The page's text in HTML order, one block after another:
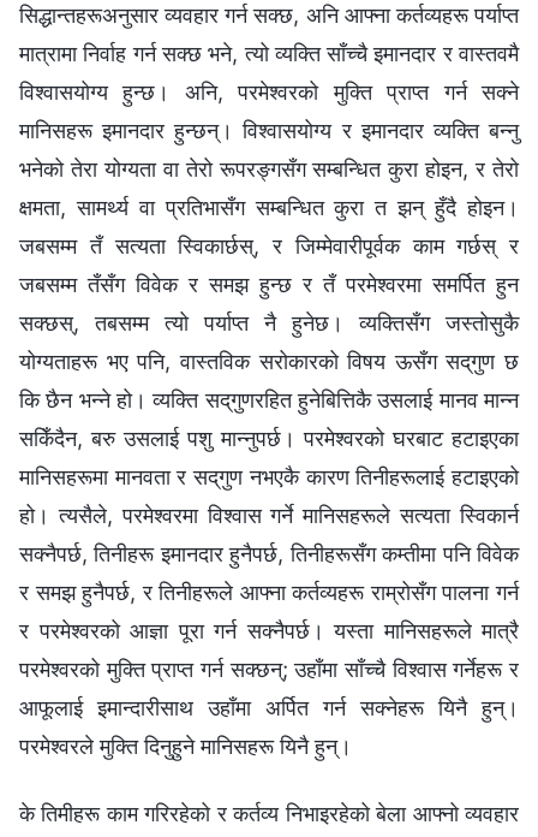
सिद्धान्तहरूअनुसार व्यवहार गर्न सक्छ, अनि आफ्ना कर्तव्यहरू पर्याप्त
मात्रामा निर्वाह गर्न सक्छ भने, त्यो व्यक्ति साँच्चै इमानदार र वास्तवमै
विश्‍वासयोग्य हुन्छ। अनि, परमेश्‍वरको मुक्ति प्राप्त गर्न सक्ने
मानिसहरू इमानदार हुन्छन्। विश्‍वासयोग्य र इमानदार व्यक्ति बन्नु
भनेको तेरा योग्यता वा तेरो रूपरङ्गसँग सम्बन्धित कुरा होइन, र तेरो
क्षमता, सामर्थ्य वा प्रतिभासँग सम्बन्धित कुरा त झन् हुँदै होइन।
जबसम्म तँ सत्यता स्विकार्छस्, र जिम्मेवारीपूर्वक काम गर्छस् र
जबसम्म तँसँग विवेक र समझ हुन्छ र तँ परमेश्‍वरमा समर्पित हुन
सक्छस्, तबसम्म त्यो पर्याप्त नै हुनेछ। व्यक्तिसँग जस्तोसुकै
योग्यताहरू भए पनि, वास्तविक सरोकारको विषय ऊसँग सद्‌गुण छ
कि छैन भन्‍ने हो। व्यक्ति सद्‌गुणरहित हुनेबित्तिकै उसलाई मानव मान्न
सकिँदैन, बरु उसलाई पशु मान्नुपर्छ। परमेश्‍वरको घरबाट हटाइएका
मानिसहरूमा मानवता र सद्‌गुण नभएकै कारण तिनीहरूलाई हटाइएको
हो। त्यसैले, परमेश्‍वरमा विश्‍वास गर्ने मानिसहरूले सत्यता स्विकार्न
सक्नैपर्छ, तिनीहरू इमानदार हुनैपर्छ, तिनीहरूसँग कम्तीमा पनि विवेक
र समझ हुनैपर्छ, र तिनीहरूले आफ्ना कर्तव्यहरू राम्रोसँग पालना गर्न
र परमेश्‍वरको आज्ञा पूरा गर्न सक्नैपर्छ। यस्ता मानिसहरूले मात्रै
परमेश्‍वरको मुक्ति प्राप्त गर्न सक्छन्; उहाँमा साँच्चै विश्‍वास गर्नेहरू र
आफूलाई इमान्दारीसाथ उहाँमा अर्पित गर्न सक्नेहरू यिनै हुन्।
परमेश्‍वरले मुक्ति दिनुहुने मानिसहरू यिनै हुन्।
के तिमीहरू काम गरिरहेको र कर्तव्य निभाइरहेको बेला आफ्नो व्यवहार